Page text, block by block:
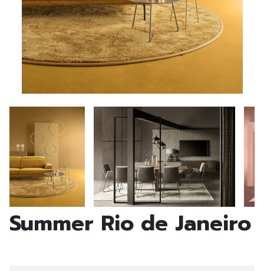
Summer Rio de Janeiro